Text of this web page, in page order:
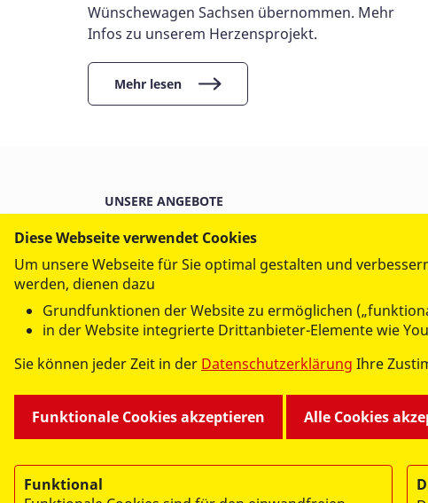
Wünschewagen Sachsen übernommen. Mehr
Infos zu unserem Herzensprojekt.
Mehr lesen
UNSERE ANGEBOTE
Altenhilfe
Kindertagesstätten
Kinder, Jugend und Familie
Notfallvorsorge, Rettungsdienst
ASJ Arbeiter
Diese Webseite verwendet Cookies
Um unsere Webseite für Sie optimal gestalten und
werden, dienen dazu
Grundfunktionen der Website zu ermöglichen
in der Website integrierte Drittanbieter-Elemente wie
Sie können jeder Zeit in der Datenschutzerklärung Ihre
Funktionale Cookies akzeptieren Alle Cookies
Funktional